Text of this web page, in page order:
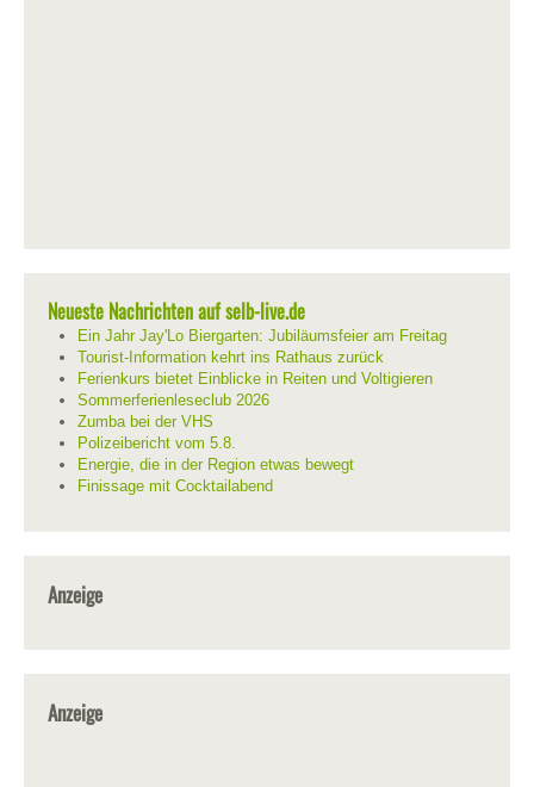
Neueste Nachrichten auf selb-live.de
Ein Jahr Jay'Lo Biergarten: Jubiläumsfeier am Freitag
Tourist-Information kehrt ins Rathaus zurück
Ferienkurs bietet Einblicke in Reiten und Voltigieren
Sommerferienleseclub 2026
Zumba bei der VHS
Polizeibericht vom 5.8.
Energie, die in der Region etwas bewegt
Finissage mit Cocktailabend
Anzeige
Anzeige